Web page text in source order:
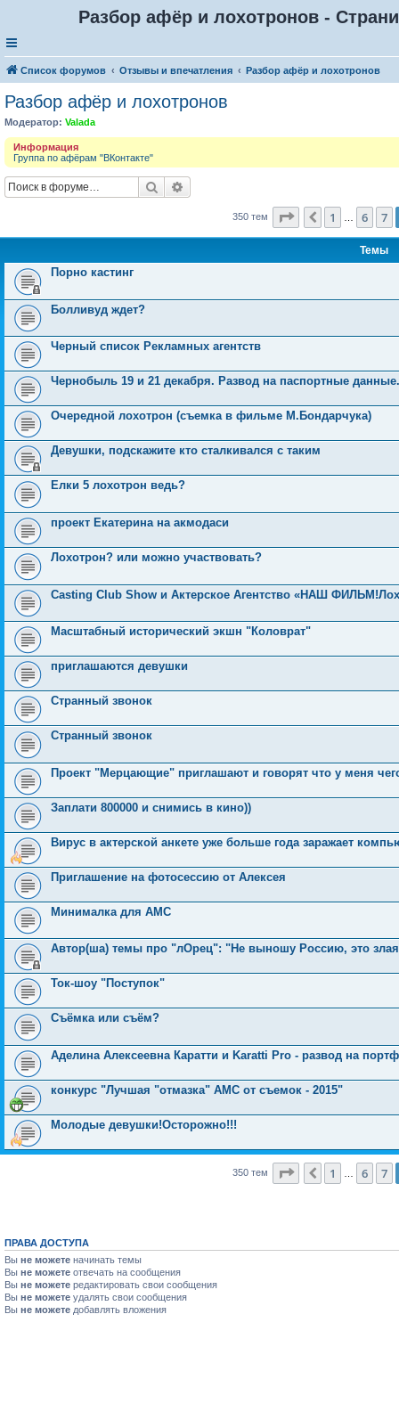
Разбор афёр и лохотронов -
Список форумов Отзывы и впечатления Разбор афёр и лохотронов
Разбор афёр и лохотронов
Модератор: Valada
Информация
Группа по афёрам "ВКонтакте"
Поиск
350 тем Страница из 14
Пред.
1 6 7
Темы
Порно кастинг
Болливуд ждет?
Черный список Рекламных агентств
Чернобыль 19 и 21 декабря. Развод на паспортные данные.
Очередной лохотрон (съемка в фильме М.Бондарчука)
Девушки, подскажите кто сталкивался с таким
Елки 5 лохотрон ведь?
проект Екатерина на акмодаси
Лохотрон? или можно участвовать?
Casting Club Show и Актерское Агентство «НАШ
Масштабный исторический экшн "Коловрат"
приглашаются девушки
Странный звонок
Странный звонок
Проект "Мерцающие" приглашают и говорят что у меня
Заплати 800000 и снимись в кино))
Вирус в актерской анкете уже больше года заражает
Приглашение на фотосессию от Алексея
Минималка для АМС
Автор(ша) темы про "лОрец": "Не выношу Россию, это злая
Ток-шоу "Поступок"
Съёмка или съём?
Аделина Алексеевна Каратти и Karatti Pro - развод на
конкурс "Лучшая "отмазка" АМС от съемок - 2015"
Молодые девушки!Осторожно!!!
350 тем Страница из 14
Пред.
1 6 7
ПРАВА ДОСТУПА
Вы не можете начинать темы
Вы не можете отвечать на сообщения
Вы не можете редактировать свои сообщения
Вы не можете удалять свои сообщения
Вы не можете добавлять вложения